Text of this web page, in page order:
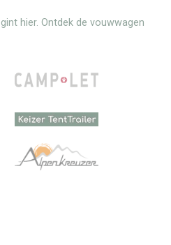
hier. Ontdek de vouwwagen